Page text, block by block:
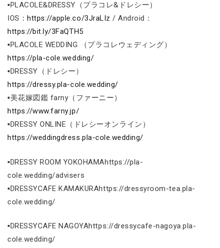
▪PLACOLE&DRESSY（プラコレ&ドレシー）
IOS：https://apple.co/3JraLIz / Android：
https://bit.ly/3FaQTH5
▪PLACOLE WEDDING （プラコレウェディング）
https://pla-cole.wedding/
▪DRESSY（ドレシー）
https://dressy.pla-cole.wedding/
▪美花嫁図鑑 farny（ファーニー）
https://www.farny.jp/
▪DRESSY ONLINE（ドレシーオンライン）
https://weddingdress.pla-cole.wedding/
▪DRESSY ROOM YOKOHAMAhttps://pla-
cole.wedding/advisers
▪DRESSYCAFE KAMAKURAhttps://dressyroom-tea.pla-
cole.wedding/
▪DRESSYCAFE NAGOYAhttps://dressycafe-nagoya.pla-
cole.wedding/